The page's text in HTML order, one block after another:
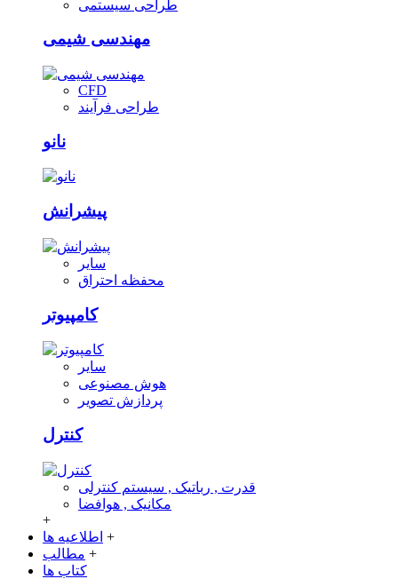
طراحی سیستمی
مهندسی شیمی
CFD
طراحی فرآیند
نانو
پیشرانش
سایر
محفظه احتراق
کامپیوتر
سایر
هوش مصنوعی
پردازش تصویر
کنترل
قدرت , رباتیک , سیستم کنترلی
مکانیک , هوافضا
+
اطلاعیه ها +
مطالب +
کتاب ها